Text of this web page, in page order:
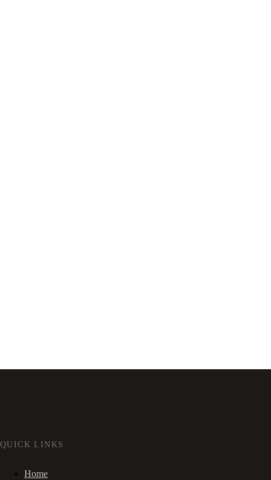
QUICK LINKS
Home